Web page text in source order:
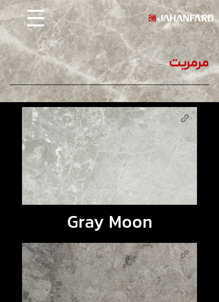
JahanfardStone
مرمریت
Gray Moon